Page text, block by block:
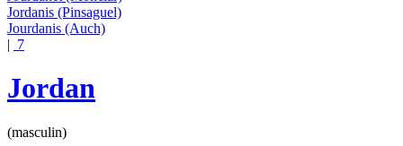
Jordanis (Pinsaguel)
Jourdanis (Auch)
| 7
Jordan
(masculin)